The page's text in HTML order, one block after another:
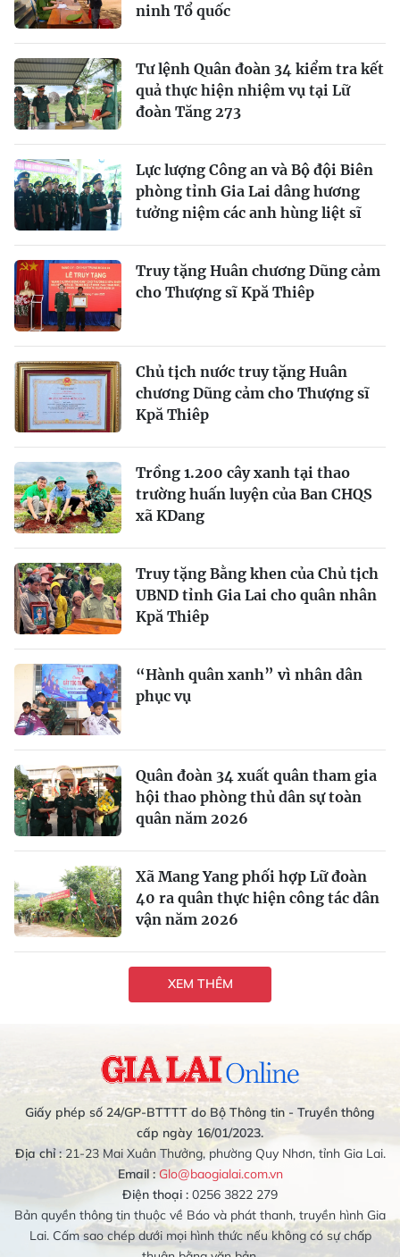
ninh Tổ quốc
Tư lệnh Quân đoàn 34 kiểm tra kết
quả thực hiện nhiệm vụ tại Lữ
đoàn Tăng 273
Lực lượng Công an và Bộ đội Biên
phòng tỉnh Gia Lai dâng hương
tưởng niệm các anh hùng liệt sĩ
Truy tặng Huân chương Dũng cảm
cho Thượng sĩ Kpă Thiêp
Chủ tịch nước truy tặng Huân
chương Dũng cảm cho Thượng sĩ
Kpă Thiêp
Trồng 1.200 cây xanh tại thao
trường huấn luyện của Ban CHQS
xã KDang
Truy tặng Bằng khen của Chủ tịch
UBND tỉnh Gia Lai cho quân nhân
Kpă Thiêp
“Hành quân xanh” vì nhân dân
phục vụ
Quân đoàn 34 xuất quân tham gia
hội thao phòng thủ dân sự toàn
quân năm 2026
Xã Mang Yang phối hợp Lữ đoàn
40 ra quân thực hiện công tác dân
vận năm 2026
XEM THÊM
Giấy phép số 24/GP-BTTTT do Bộ Thông tin - Truyền thông
cấp ngày 16/01/2023.
Địa chỉ :21-23 Mai Xuân Thưởng, phường Quy Nhơn, tỉnh Gia Lai.
Email : Glo@baogialai.com.vn
Điện thoại : 0256 3822 279
Bản quyền thông tin thuộc về Báo và phát thanh, truyền hình Gia
Lai. Cấm sao chép dưới mọi hình thức nếu không có sự chấp